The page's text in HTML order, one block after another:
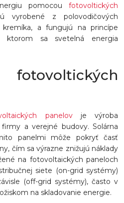
pomocou fotovoltických
vyrobené z polovodičových
kremíka, a fungujú na princípe
ktorom sa svetelná energia
panelovje výroba
a verejné budovy. Solárna
panelmi môže pokryť časť
čím sa výrazne znižujú náklady
na fotovoltaických paneloch
siete (on-grid systémy)
(off-grid systémy), často v
na skladovanie energie.